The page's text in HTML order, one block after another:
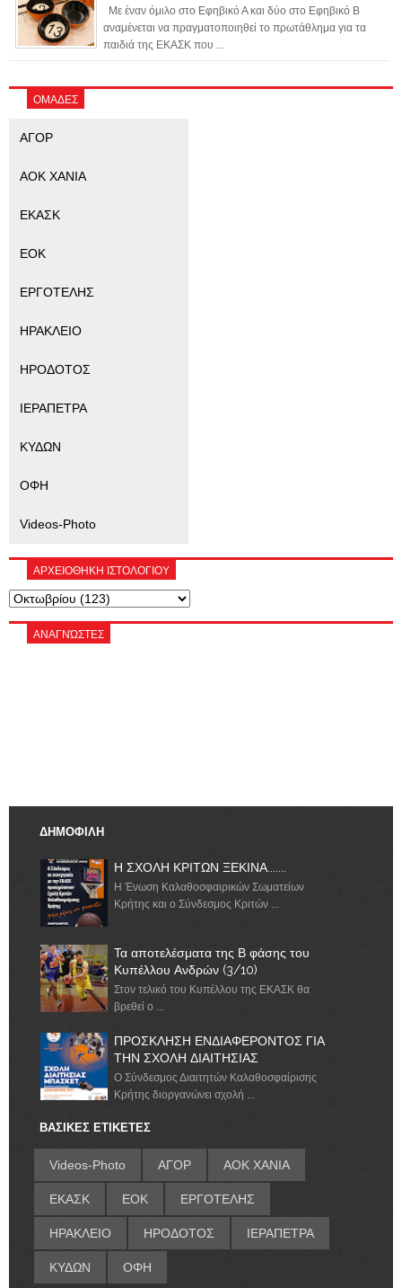
Με έναν όμιλο στο Εφηβικό Α και δύο στο Εφηβικό Β
αναμένεται να πραγματοποιηθεί το πρωτάθλημα για τα
παιδιά της ΕΚΑΣΚ που ...
ΟΜΑΔΕΣ
ΑΓΟΡ
ΑΟΚ ΧΑΝΙΑ
ΕΚΑΣΚ
ΕΟΚ
ΕΡΓΟΤΕΛΗΣ
ΗΡΑΚΛΕΙΟ
ΗΡΟΔΟΤΟΣ
ΙΕΡΑΠΕΤΡΑ
ΚΥΔΩΝ
ΟΦΗ
Videos-Photo
ΑΡΧΕΙΟΘΗΚΗ ΙΣΤΟΛΟΓΙΟΥ
ΑΝΑΓΝΏΣΤΕΣ
ΔΗΜΟΦΙΛΗ
Η ΣΧΟΛΗ ΚΡΙΤΩΝ ΞΕΚΙΝΑ.......
Η Ένωση Καλαθοσφαιρικών Σωματείων
Κρήτης και ο Σύνδεσμος Κριτών ...
Τα αποτελέσματα της Β φάσης του
Κυπέλλου Ανδρών (3/10)
Στον τελικό του Κυπέλλου της ΕΚΑΣΚ θα
βρεθεί ο ...
ΠΡΟΣΚΛΗΣΗ ΕΝΔΙΑΦΕΡΟΝΤΟΣ ΓΙΑ
ΤΗΝ ΣΧΟΛΗ ΔΙΑΙΤΗΣΙΑΣ
Ο Σύνδεσμος Διαιτητών Καλαθοσφαίρισης
Κρήτης διοργανώνει σχολή ...
ΒΑΣΙΚΕΣ ΕΤΙΚΕΤΕΣ
Videos-Photo ΑΓΟΡ ΑΟΚ ΧΑΝΙΑ
ΕΚΑΣΚ ΕΟΚ ΕΡΓΟΤΕΛΗΣ
ΗΡΑΚΛΕΙΟ ΗΡΟΔΟΤΟΣ ΙΕΡΑΠΕΤΡΑ
ΚΥΔΩΝ ΟΦΗ